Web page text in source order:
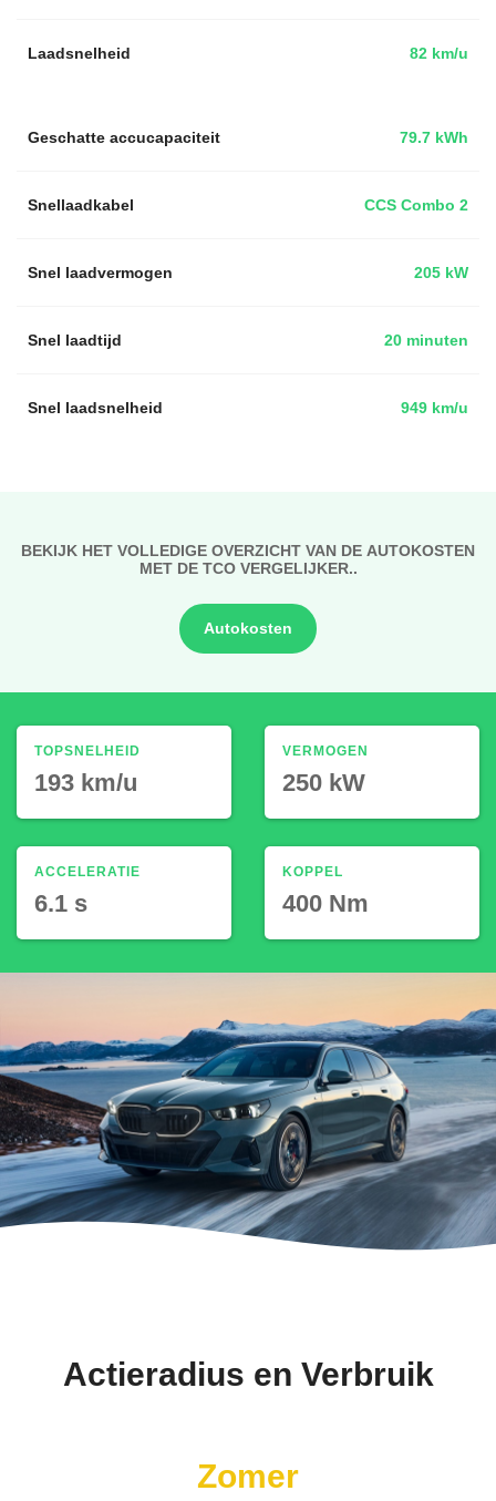
Laadsnelheid 82 km/u
79.7 kWh
Geschatte accucapaciteit
Snellaadkabel CCS Combo 2
Snel laadvermogen 205 kW
Snel laadtijd 20 minuten
Snel laadsnelheid 949 km/u
BEKIJK HET VOLLEDIGE OVERZICHT VAN DE AUTOKOSTEN
MET DE TCO VERGELIJKER..
Autokosten
TOPSNELHEID
193 km/u
ACCELERATIE
6.1 s
VERMOGEN
250 kW
KOPPEL
400 Nm
Actieradius en Verbruik
Zomer